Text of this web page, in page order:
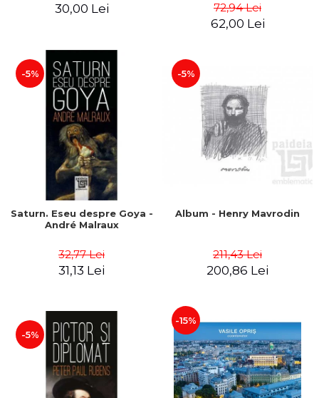
30,00 Lei
Chelu, Monica Ilie-Prica
72,94 Lei
62,00 Lei
-5%
Saturn. Eseu despre Goya -
André Malraux
32,77 Lei
31,13 Lei
-5%
Album - Henry Mavrodin
211,43 Lei
200,86 Lei
-5%
-15%